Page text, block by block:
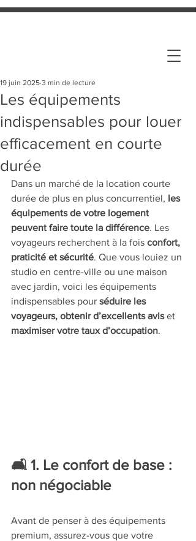
Les équipements
indispensables pour louer
efficacement en courte
durée
19 juin 2025 3 min de lecture
Dans un marché de la location courte
durée de plus en plus concurrentiel, les
équipements de votre logement
peuvent faire toute la différence. Les
voyageurs recherchent à la fois confort,
praticité et sécurité. Que vous louiez un
studio en centre-ville ou une maison
avec jardin, voici les équipements
indispensables pour séduire les
voyageurs, obtenir d’excellents avis et
maximiser votre taux d’occupation.
🛋️ 1. Le confort de base :
non négociable
Avant de penser à des équipements
premium, assurez-vous que votre